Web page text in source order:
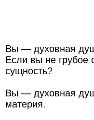
Вы — духовная
Если вы не грубое
сущность?
Вы — духовная
материя.